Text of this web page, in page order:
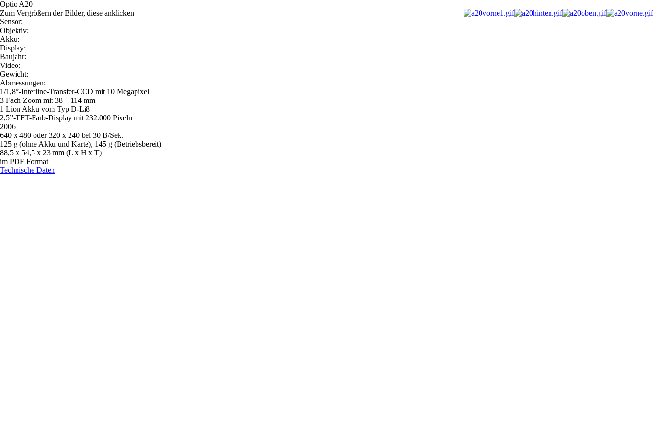
Optio A20
Zum Vergrößern der Bilder, diese anklicken
Sensor:
Objektiv:
Akku:
Display:
Baujahr:
Video:
Gewicht:
Abmessungen:
1/1,8”-Interline-Transfer-CCD mit 10 Megapixel
3 Fach Zoom mit 38 – 114 mm
1 Lion Akku vom Typ D-Li8
2,5”-TFT-Farb-Display mit 232.000 Pixeln
2006
640 x 480 oder 320 x 240 bei 30 B/Sek.
125 g (ohne Akku und Karte), 145 g (Betriebsbereit)
88,5 x 54,5 x 23 mm (L x H x T)
im PDF Format
Technische Daten